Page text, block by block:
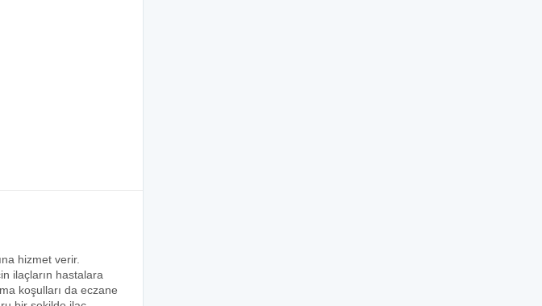
hizmet verir.
ilaçların hastalara
koşulları da eczane